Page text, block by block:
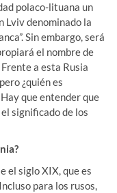
polaco-lituana un
Lviv denominado la
Sin embargo, será
el nombre de
a esta Rusia
¿quién es
que entender que
significado de los
el siglo XIX, que es
para los rusos,